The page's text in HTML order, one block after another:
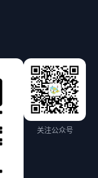
关注公众号